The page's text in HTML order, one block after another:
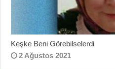
Keşke Beni Görebilselerdi
2 Ağustos 2021